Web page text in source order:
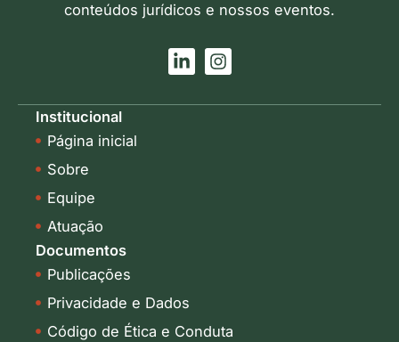
conteúdos jurídicos e nossos eventos.
L
i
k
I
n
t
Institucional
Página inicial
Sobre
Equipe
Atuação
Documentos
Publicações
Privacidade e Dados
Código de Ética e Conduta